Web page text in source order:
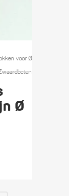
voor Ø
Ø